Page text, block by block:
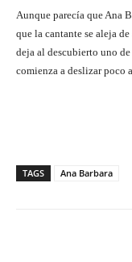
Aunque parecía que Ana
que la cantante se aleja
deja al descubierto uno
comienza a deslizar poco
TAGS Ana Barbara